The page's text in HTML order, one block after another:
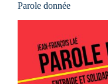
Parole donnée